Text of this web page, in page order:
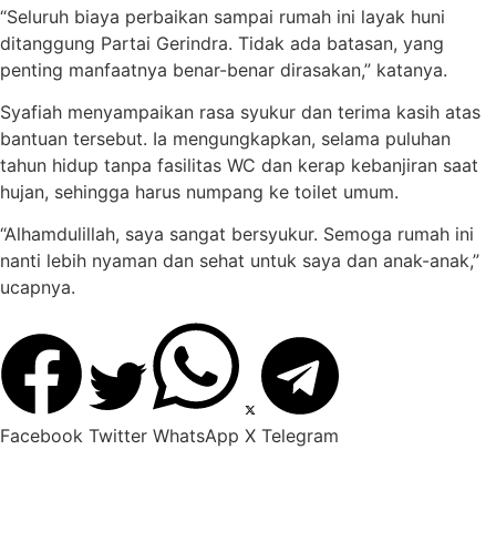
“Seluruh biaya perbaikan sampai rumah ini layak huni
ditanggung Partai Gerindra. Tidak ada batasan, yang
penting manfaatnya benar-benar dirasakan,” katanya.
Syafiah menyampaikan rasa syukur dan terima kasih atas
bantuan tersebut. Ia mengungkapkan, selama puluhan
tahun hidup tanpa fasilitas WC dan kerap kebanjiran saat
hujan, sehingga harus numpang ke toilet umum.
“Alhamdulillah, saya sangat bersyukur. Semoga rumah ini
nanti lebih nyaman dan sehat untuk saya dan anak-anak,”
ucapnya.
Facebook Twitter WhatsApp X Telegram